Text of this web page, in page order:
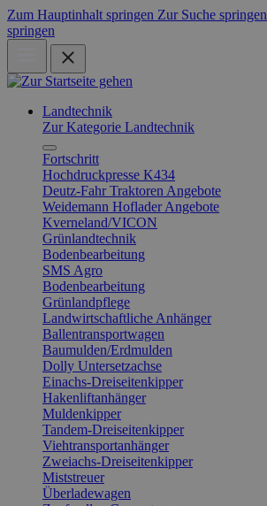
Zum Hauptinhalt springen Zur Suche springen
springen
Landtechnik
Zur Kategorie Landtechnik
Fortschritt
Hochdruckpresse K434
Deutz-Fahr Traktoren Angebote
Weidemann Hoflader Angebote
Kverneland/VICON
Grünlandtechnik
Bodenbearbeitung
SMS Agro
Bodenbearbeitung
Grünlandpflege
Landwirtschaftliche Anhänger
Ballentransportwagen
Baumulden/Erdmulden
Dolly Untersetzachse
Einachs-Dreiseitenkipper
Hakenliftanhänger
Muldenkipper
Tandem-Dreiseitenkipper
Viehtransportanhänger
Zweiachs-Dreiseitenkipper
Miststreuer
Überladewagen